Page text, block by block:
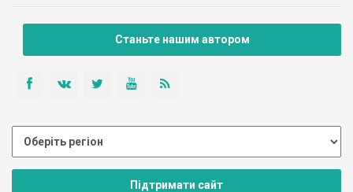
Станьте нашим автором
Підтримати сайт